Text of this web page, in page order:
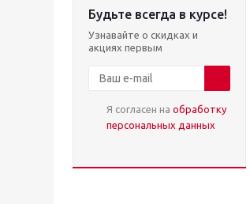
Будьте всегда в курсе!
Узнавайте о скидках и
акциях первым
Я согласен на обработку
персональных данных